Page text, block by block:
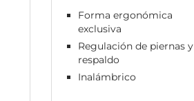
Forma ergonómica
exclusiva
Regulación de piernas y
respaldo
Inalámbrico